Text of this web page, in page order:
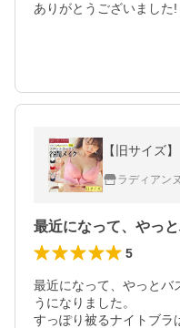
ありがとうございました!
【旧サイズ
ラディアン
5
最近になって、やっとバ
うになりました。
すっぽり被るナイトブラ